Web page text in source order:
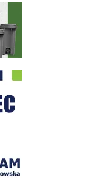
i Gminy Wieliczka